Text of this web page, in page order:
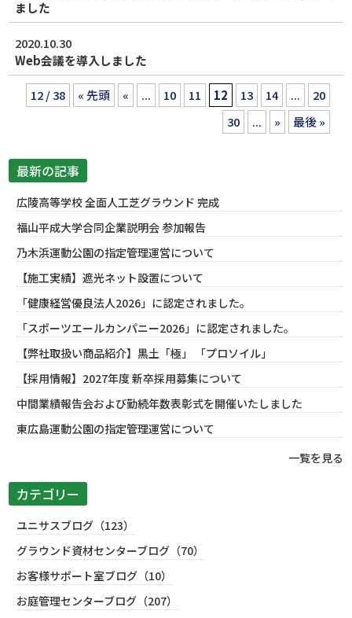
ました
2020.10.30
Web会議を導入しました
12 / 38 « 先頭 « ... 10 11 12 13 14 ...
20
30
... » 最後 »
最新の記事
広陵高等学校 全面人工芝グラウンド 完成
福山平成大学合同企業説明会 参加報告
乃木浜運動公園の指定管理運営について
【施工実績】遮光ネット設置について
「健康経営優良法人2026」に認定されました。
「スポーツエールカンパニー2026」に認定されました。
【弊社取扱い商品紹介】黒土「極」 「プロソイル」
【採用情報】2027年度 新卒採用募集について
中間業績報告会および勤続年数表彰式を開催いたしました
東広島運動公園の指定管理運営について
一覧を見る
カテゴリー
ユニサスブログ（123）
グラウンド資材センターブログ（70）
お客様サポート室ブログ（10）
お庭管理センターブログ（207）